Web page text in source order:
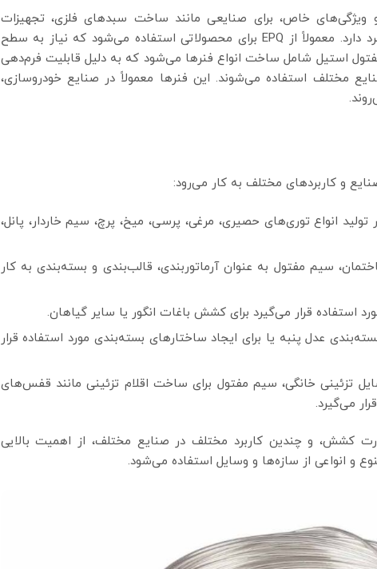
خاص، برای صنایعی مانند ساخت سبدهای فلزی، تجهیزات
آشپزخانه، صنایع غذایی و تجهیزات مرتبط کاربرد دارد. معمولاً از EPQ برای محصولاتی استفاده می‌شود که نیاز به سطح
مفتول استیل شامل ساخت انواع فنرها می‌شود که به دلیل قابلیت فرم‌دهی
مختلف استفاده می‌شوند. این فنرها معمولاً در صنایع خودروسازی،
و کاربردهای مختلف به کار می‌رود:
انواع توری‌های حصیری، مرغی، پرسی، میخ، پرچ، سیم خاردار، پانل،
سیم مفتول به عنوان آرماتوربندی، قالب‌بندی و بسته‌بندی به کار
استفاده قرار می‌گیرد برای کشش باغات انگور یا سایر گیاهان.
عدل پنبه یا برای ایجاد ساختارهای بسته‌بندی مورد استفاده قرار
تزئینی خانگی، سیم مفتول برای ساخت اقلام تزئینی مانند قفس‌های
می‌گیرد.
کشش، و چندین کاربرد مختلف در صنایع مختلف، از اهمیت بالایی
و انواعی از سازه‌ها و وسایل استفاده می‌شود.